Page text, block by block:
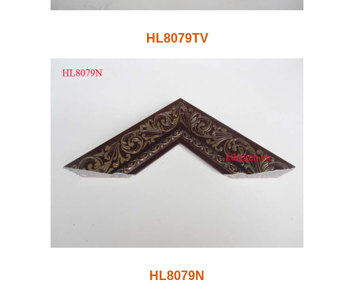
HL8079TV
HL8079N